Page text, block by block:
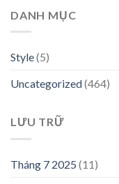
DANH MỤC
Style(5)
Uncategorized(464)
LƯU TRỮ
Tháng 7 2025 (11)